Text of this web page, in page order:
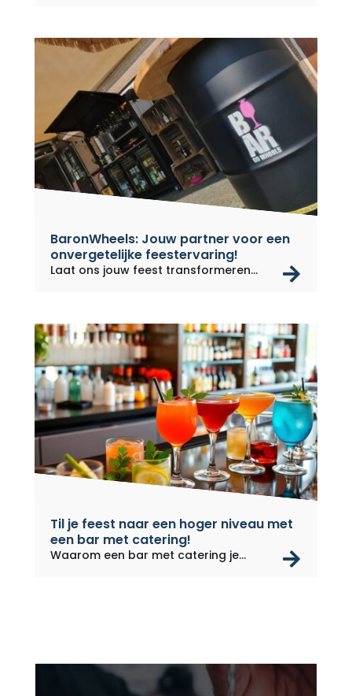
BaronWheels: Jouw partner voor een
onvergetelijke feestervaring!
Laat ons jouw feest transformeren...
Til je feest naar een hoger niveau met
een bar met catering!
Waarom een bar met catering je